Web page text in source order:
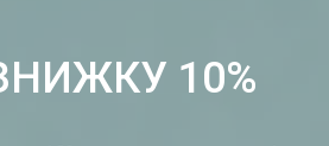
10%